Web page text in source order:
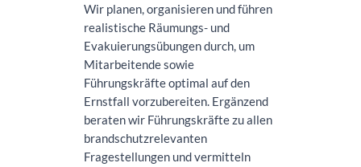
Wir planen, organisieren und führen
realistische Räumungs- und
Evakuierungsübungen durch, um
Mitarbeitende sowie
Führungskräfte optimal auf den
Ernstfall vorzubereiten. Ergänzend
beraten wir Führungskräfte zu allen
brandschutzrelevanten
Fragestellungen und vermitteln